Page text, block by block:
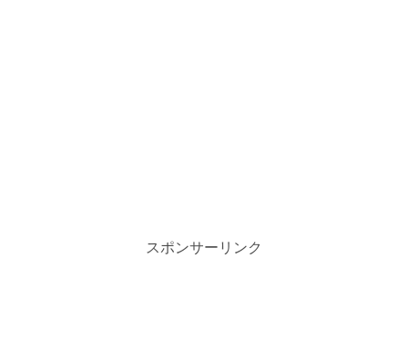
スポンサーリンク